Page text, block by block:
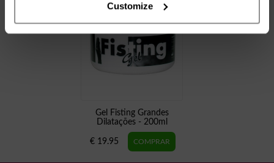
Customize
Gel Fisting Grandes
Dilatações - 200ml
€ 19.95